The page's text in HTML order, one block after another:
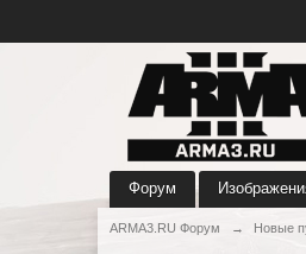
Форум
ARMA3.RU Форум → Новые